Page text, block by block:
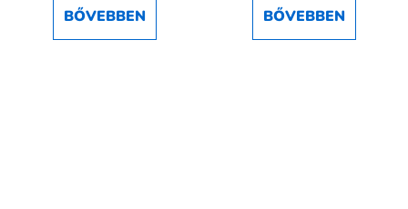
ből
BŐVEBBEN BŐVEBBEN